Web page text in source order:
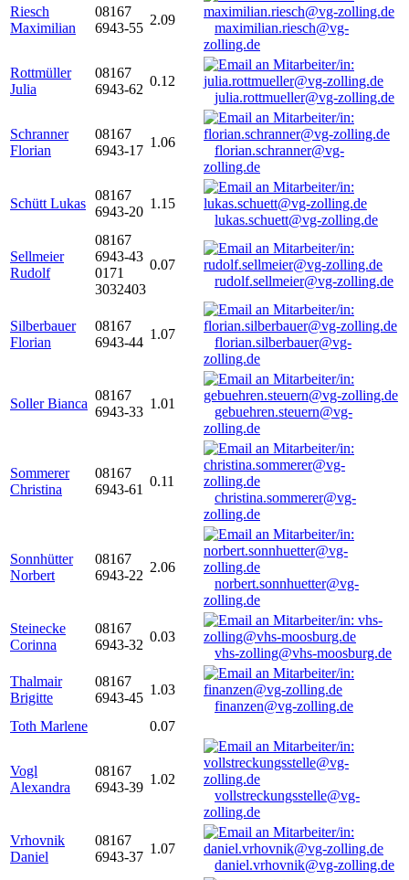
Riesch
Maximilian
08167
6943-55
2.09
maximilian.riesch@vg-
zolling.de
Rottmüller
Julia
08167
6943-62
0.12
julia.rottmueller@vg-zolling.de
Schranner
Florian
08167
6943-17
1.06
florian.schranner@vg-
zolling.de
Schütt Lukas
08167
6943-20
1.15
lukas.schuett@vg-zolling.de
Sellmeier
Rudolf
08167
6943-43
0171
3032403
0.07
rudolf.sellmeier@vg-zolling.de
Silberbauer
Florian
08167
6943-44
1.07
florian.silberbauer@vg-
zolling.de
Soller Bianca
08167
6943-33
1.01
gebuehren.steuern@vg-
zolling.de
Sommerer
Christina
08167
6943-61
0.11
christina.sommerer@vg-
zolling.de
Sonnhütter
Norbert
08167
6943-22
2.06
norbert.sonnhuetter@vg-
zolling.de
Steinecke
Corinna
08167
6943-32
0.03
vhs-zolling@vhs-moosburg.de
Thalmair
Brigitte
08167
6943-45
1.03
finanzen@vg-zolling.de
Toth Marlene
0.07
Vogl
Alexandra
08167
6943-39
1.02
vollstreckungsstelle@vg-
zolling.de
Vrhovnik
Daniel
08167
6943-37
1.07
daniel.vrhovnik@vg-zolling.de